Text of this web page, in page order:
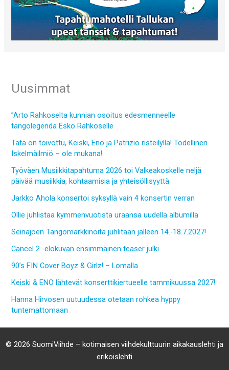
Uusimmat
”Arto Rahkoselta kunnian osoitus edesmenneelle
tangolegenda Esko Rahkoselle
Tätä on toivottu, Keiski, Eno ja Patrizio risteilyllä! Todellinen
Iskelmäilmiö – ole mukana!
Työväen Musiikkitapahtuma 2026 toi Valkeakoskelle neljä
päivää musiikkia, kohtaamisia ja yhteisöllisyyttä
Jarkko Ahola konsertoi syksyllä vain 4 konsertin verran
Ollie juhlistaa kymmenvuotista uraansa uudella albumilla
Seinäjoen Tangomarkkinoita juhlitaan jälleen 14.-18.7.2027!
Cancel 2 -elokuvan ensimmäinen teaser julki
90’s FIN Cover Boyz & Girlz! – Lomalla
Keiski & ENO lähtevät konserttikiertueelle tammikuussa 2027!
Hanna Hirvosen uutuudessa otetaan rohkea hyppy
tuntemattomaan
© 2026 SuomiViihde – kotimaisen viihdekulttuurin aikakauslehti ja
erikoislehti